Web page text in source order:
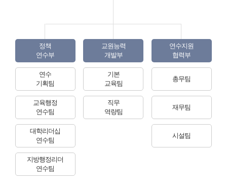
정책
연수부
연수
기획팀
교육행정
연수팀
대학리더십
연수팀
지방행정리더
연수팀
교원능력
개발부
기본
교육팀
직무
역량팀
연수지원
협력부
총무팀
재무팀
시설팀